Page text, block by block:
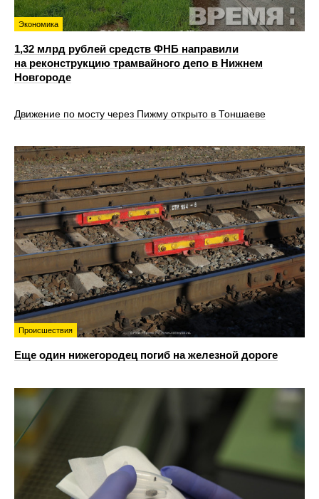
Экономика
1,32 млрд рублей средств ФНБ направили
на реконструкцию трамвайного депо в Нижнем
Новгороде
Движение по мосту через Пижму открыто в Тоншаеве
Происшествия
Еще один нижегородец погиб на железной дороге